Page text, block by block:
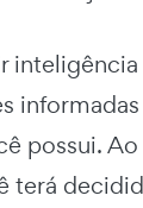
possui.
terá